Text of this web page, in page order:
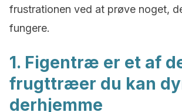
frustrationen ved at prøve noget,
fungere.
1. Figentræ er et af
frugttræer du kan
derhjemme